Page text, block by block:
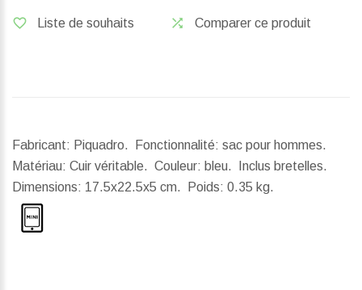
Liste de souhaits Comparer ce produit
Fabricant: Piquadro. Fonctionnalité: sac pour hommes.
Matériau: Cuir véritable. Couleur: bleu. Inclus bretelles.
Dimensions: 17.5x22.5x5 cm. Poids: 0.35 kg.